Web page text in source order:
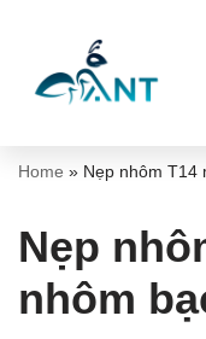
tới
Home » Nẹp nhôm T14
Nẹp
nhôm